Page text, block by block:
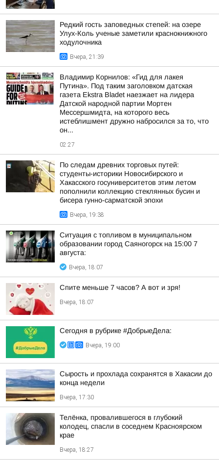
Редкий гость заповедных степей: на озере
Улух-Коль ученые заметили краснокнижного
ходулочника
Вчера, 21:39
Владимир Корнилов: «Гид для лакея
Путина». Под таким заголовком датская
газета Ekstra Bladet наезжает на лидера
Датской народной партии Мортен
Мессершмидта, на которого весь
истеблишмент дружно набросился за то, что
он...
02:27
По следам древних торговых путей:
студенты-историки Новосибирского и
Хакасского госуниверситетов этим летом
пополнили коллекцию стеклянных бусин и
бисера гунно-сарматской эпохи
Вчера, 19:38
Ситуация с топливом в муниципальном
образовании город Саяногорск на 15:00 7
августа:
Вчера, 18:07
Спите меньше 7 часов? А вот и зря!
Вчера, 18:07
Сегодня в рубрике #ДобрыеДела:
Вчера, 19:00
Сырость и прохлада сохранятся в Хакасии до
конца недели
Вчера, 17:30
Телёнка, провалившегося в глубокий
колодец, спасли в соседнем Красноярском
крае
Вчера, 18:27